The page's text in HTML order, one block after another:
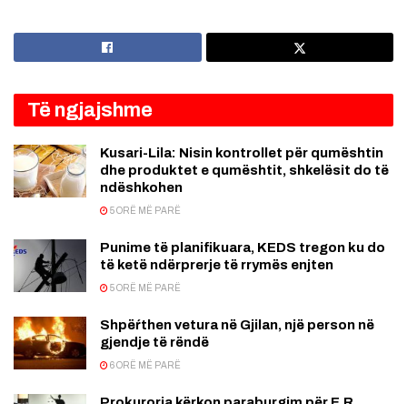
Të ngjajshme
Kusari-Lila: Nisin kontrollet për qumështin
dhe produktet e qumështit, shkelësit do të
ndëshkohen
5 ORË MË PARË
Punime të planifikuara, KEDS tregon ku do
të ketë ndërprerje të rrymës enjten
5 ORË MË PARË
Shpëŕthen vetura në Gjilan, një person në
gjendje të rëndë
6 ORË MË PARË